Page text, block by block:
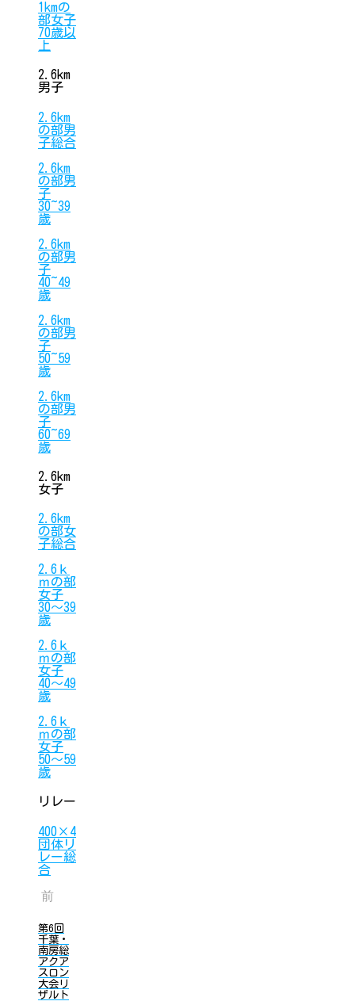
1kmの
部女子
70歳以
上
2.6km
男子
2.6km
の部男
子総合
2.6km
の部男
子
30~39
歳
2.6km
の部男
子
40~49
歳
2.6km
の部男
子
50~59
歳
2.6km
の部男
子
60~69
歳
2.6km
女子
2.6km
の部女
子総合
2.6ｋ
ｍの部
女子
30〜39
歳
2.6ｋ
ｍの部
女子
40〜49
歳
2.6ｋ
ｍの部
女子
50〜59
歳
リレー
400×4
団体リ
レー総
合
前
第6回
千葉・
南房総
アクア
スロン
大会リ
ザルト